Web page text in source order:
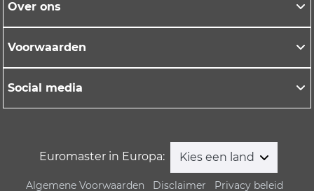
Over ons
Voorwaarden
Social media
Euromaster in Europa: Kies een land
Algemene Voorwaarden Disclaimer Privacy beleid